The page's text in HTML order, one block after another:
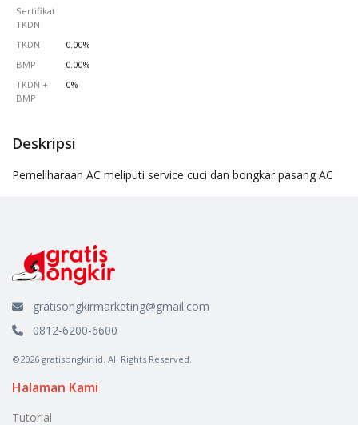
Sertifikat
TKDN
TKDN
0.00%
BMP
0.00%
TKDN +
BMP
0%
Deskripsi
Pemeliharaan AC meliputi service cuci dan bongkar pasang AC
gratisongkirmarketing@gmail.com
0812-6200-6600
©2026 gratisongkir.id. All Rights Reserved.
Halaman Kami
Tutorial